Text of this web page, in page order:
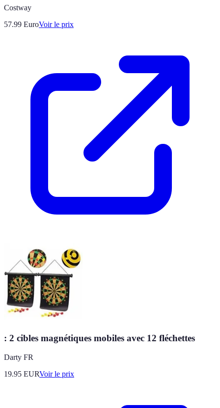
Costway
57.99 EuroVoir le prix
: 2 cibles magnétiques mobiles avec 12 fléchettes
Darty FR
19.95 EURVoir le prix